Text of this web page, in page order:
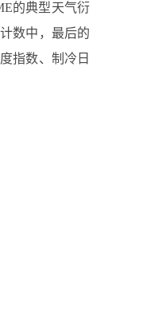
的典型天气衍
数中，最后的
指数、制冷日